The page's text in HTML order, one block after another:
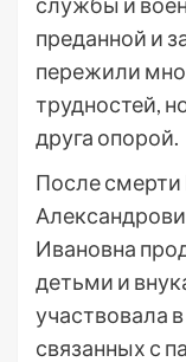
преданной и
пережили
трудностей,
друга опорой.
После
Ивановна
детьми и
участвовала
связанных с